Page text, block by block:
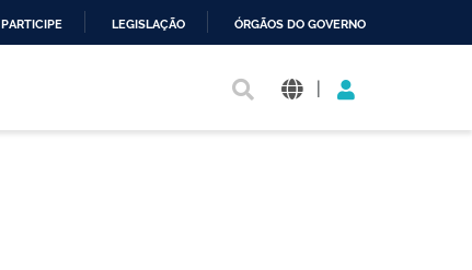
PARTICIPE LEGISLAÇÃO ÓRGÃOS DO GOVERNO
|